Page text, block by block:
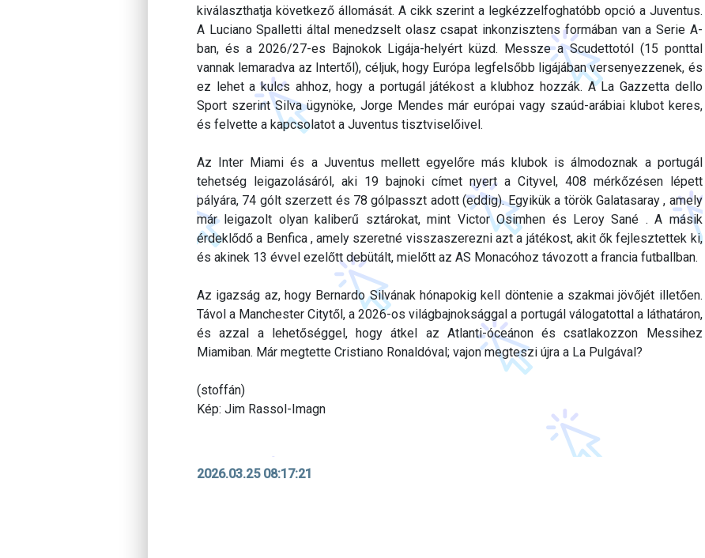
kiválaszthatja következő állomását. A cikk szerint a legkézzelfoghatóbb opció a Juventus.
A Luciano Spalletti által menedzselt olasz csapat inkonzisztens formában van a Serie A-
ban, és a 2026/27-es Bajnokok Ligája-helyért küzd. Messze a Scudettotól (15 ponttal
vannak lemaradva az Intertől), céljuk, hogy Európa legfelsőbb ligájában versenyezzenek, és
ez lehet a kulcs ahhoz, hogy a portugál játékost a klubhoz hozzák. A La Gazzetta dello
Sport szerint Silva ügynöke, Jorge Mendes már európai vagy szaúd-arábiai klubot keres,
és felvette a kapcsolatot a Juventus tisztviselőivel.
Az Inter Miami és a Juventus mellett egyelőre más klubok is álmodoznak a portugál
tehetség leigazolásáról, aki 19 bajnoki címet nyert a Cityvel, 408 mérkőzésen lépett
pályára, 74 gólt szerzett és 78 gólpasszt adott (eddig). Egyikük a török Galatasaray , amely
már leigazolt olyan kaliberű sztárokat, mint Victor Osimhen és Leroy Sané . A másik
érdeklődő a Benfica , amely szeretné visszaszerezni azt a játékost, akit ők fejlesztettek ki,
és akinek 13 évvel ezelőtt debütált, mielőtt az AS Monacóhoz távozott a francia futballban.
Az igazság az, hogy Bernardo Silvának hónapokig kell döntenie a szakmai jövőjét illetően.
Távol a Manchester Citytől, a 2026-os világbajnoksággal a portugál válogatottal a láthatáron,
és azzal a lehetőséggel, hogy átkel az Atlanti-óceánon és csatlakozzon Messihez
Miamiban. Már megtette Cristiano Ronaldóval; vajon megteszi újra a La Pulgával?
(stoffán)
Kép: Jim Rassol-Imagn
2026.03.25 08:17:21